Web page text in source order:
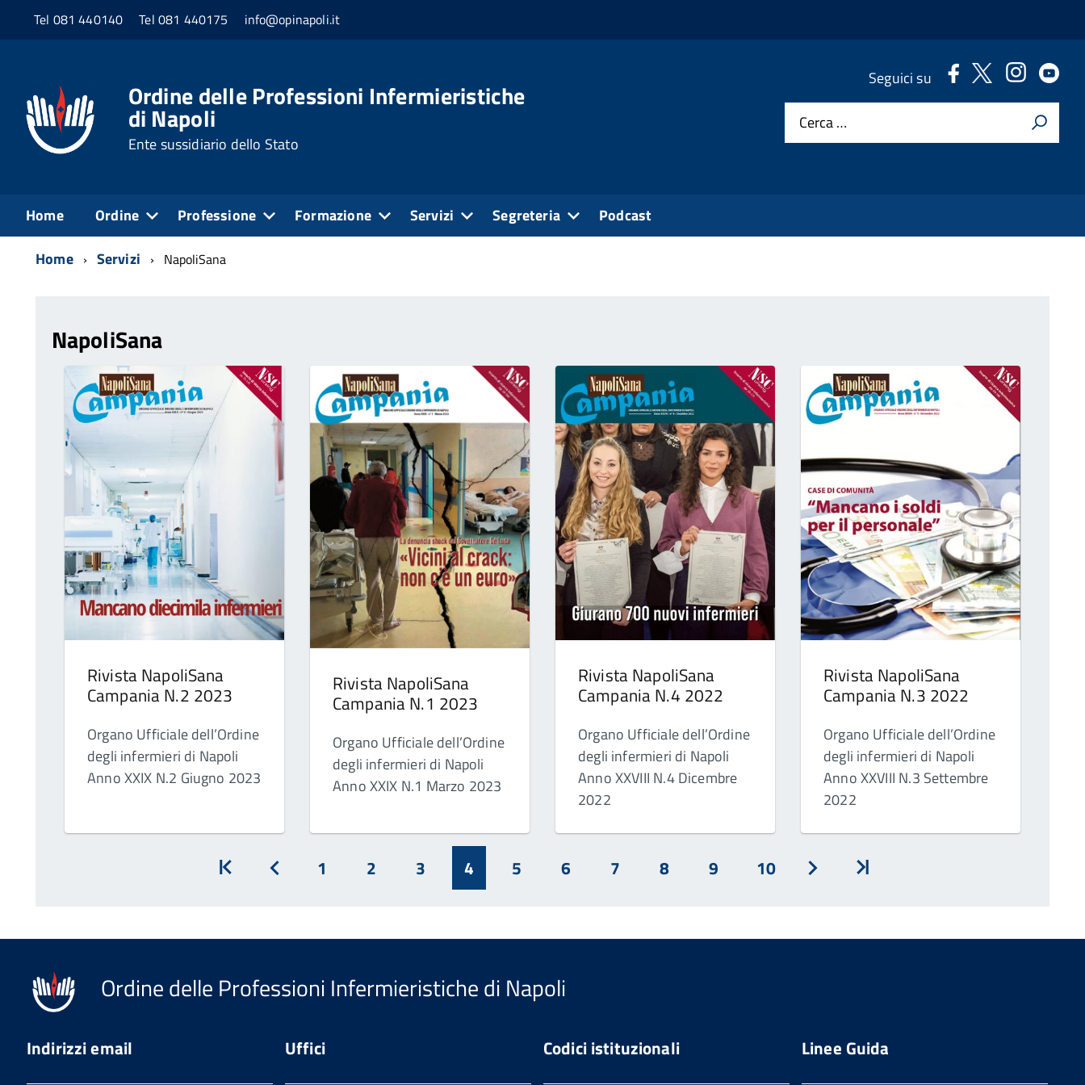
Tel 081 440140 Tel 081 440175 info@opinapoli.it
Ordine delle Professioni Infermieristiche
di Napoli
Ente sussidiario dello Stato
Seguici su . . .
Cerca …
Home Ordine Professione Formazione Servizi Segreteria
Podcast
Home
Servizi NapoliSana
NapoliSana
Rivista NapoliSana
Campania N.2 2023
Organo Ufficiale dell’Ordine
degli infermieri di Napoli
Anno XXIX N.2 Giugno 2023
Rivista NapoliSana
Campania N.1 2023
Organo Ufficiale dell’Ordine
degli infermieri di Napoli
Anno XXIX N.1 Marzo 2023
Rivista NapoliSana
Campania N.4 2022
Organo Ufficiale dell’Ordine
degli infermieri di Napoli
Anno XXVIII N.4 Dicembre
2022
Rivista NapoliSana
Campania N.3 2022
Organo Ufficiale dell’Ordine
degli infermieri di Napoli
Anno XXVIII N.3 Settembre
2022
1 2 3 4 5 6 7 8 9 10
Ordine delle Professioni Infermieristiche di Napoli
Indirizzi email Uffici Codici istituzionali Linee Guida